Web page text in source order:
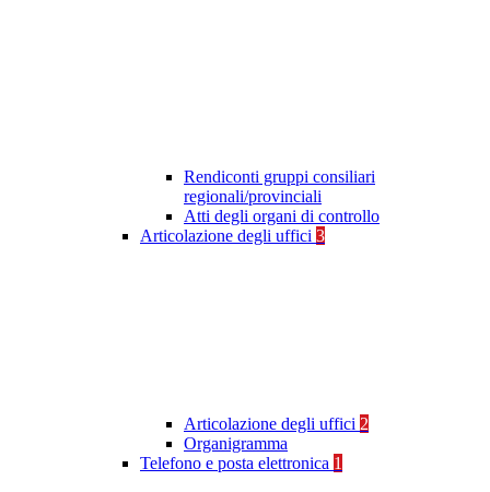
Rendiconti gruppi consiliari
regionali/provinciali
Atti degli organi di controllo
Articolazione degli uffici 3
Articolazione degli uffici 2
Organigramma
Telefono e posta elettronica 1